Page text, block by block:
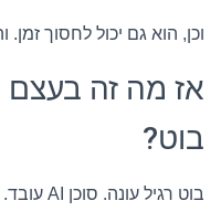
וכן, הוא גם יכול לחסוך זמן.
אז מה זה בעצם
בוט?
בוט רגיל עונה. סוכן AI עובד.